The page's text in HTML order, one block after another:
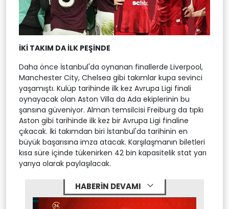
İKİ TAKIM DA İLK PEŞİNDE
Daha önce İstanbul'da oynanan finallerde Liverpool,
Manchester City, Chelsea gibi takımlar kupa sevinci
yaşamıştı. Kulüp tarihinde ilk kez Avrupa Ligi finali
oynayacak olan Aston Villa da Ada ekiplerinin bu
şansına güveniyor. Alman temsilcisi Freiburg da tıpkı
Aston gibi tarihinde ilk kez bir Avrupa Ligi finaline
çıkacak. İki takımdan biri İstanbul'da tarihinin en
büyük başarısına imza atacak. Karşılaşmanın biletleri
kısa süre içinde tükenirken 42 bin kapasitelik stat yarı
yarıya olarak paylaşılacak.
HABERİN DEVAMI